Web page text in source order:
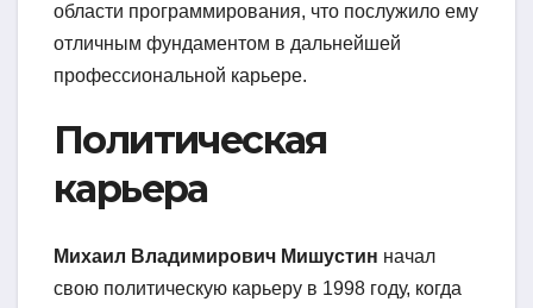
области программирования, что послужило ему
отличным фундаментом в дальнейшей
профессиональной карьере.
Политическая
карьера
Михаил Владимирович Мишустин начал
свою политическую карьеру в 1998 году, когда